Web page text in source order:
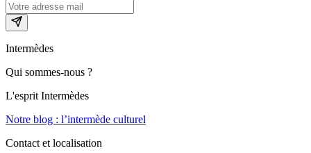
Intermèdes
Qui sommes-nous ?
L'esprit Intermèdes
Notre blog : l’intermède culturel
Contact et localisation